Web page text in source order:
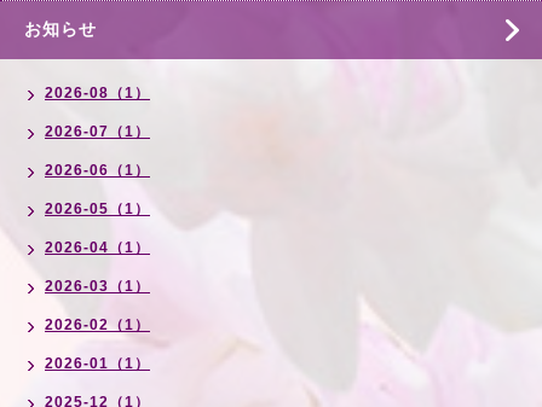
お知らせ
2026-08（1）
2026-07（1）
2026-06（1）
2026-05（1）
2026-04（1）
2026-03（1）
2026-02（1）
2026-01（1）
2025-12（1）